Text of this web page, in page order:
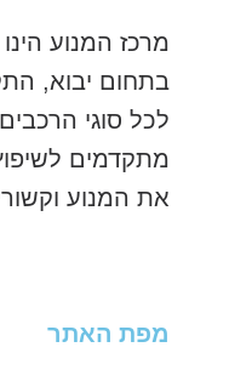
מרכז המנוע
בתחום יבוא,
לכל סוגי
מתקדמים
את המנוע
מפת האתר